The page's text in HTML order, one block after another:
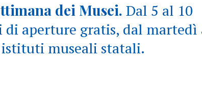
dei Musei. Dal 5 al 10
di aperture gratis, dal martedì
museali statali.